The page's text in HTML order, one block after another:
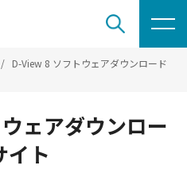
D-View 8 ソフトウェアダウンロード
ェアダウンロー
イト